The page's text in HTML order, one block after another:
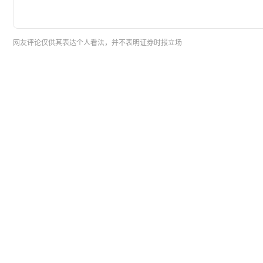
网友评论仅供其表达个人看法，并不表明证券时报立场